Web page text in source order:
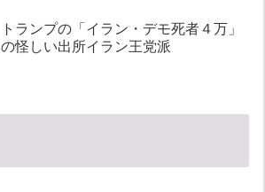
トランプの「イラン・デモ死者４万」
の怪しい出所イラン王党派